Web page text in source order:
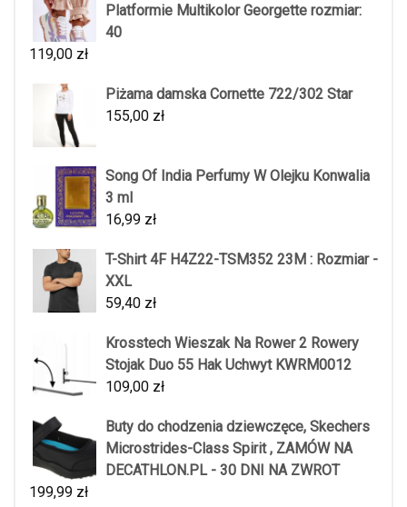
Platformie Multikolor Georgette rozmiar:
40
119,00 zł
Piżama damska Cornette 722/302 Star
155,00 zł
Song Of India Perfumy W Olejku Konwalia
3 ml
16,99 zł
T-Shirt 4F H4Z22-TSM352 23M : Rozmiar -
XXL
59,40 zł
Krosstech Wieszak Na Rower 2 Rowery
Stojak Duo 55 Hak Uchwyt KWRM0012
109,00 zł
Buty do chodzenia dziewczęce, Skechers
Microstrides-Class Spirit , ZAMÓW NA
DECATHLON.PL - 30 DNI NA ZWROT
199,99 zł